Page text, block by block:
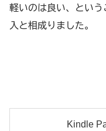
軽いのは良い、とい
入と相成りました。
Kindle